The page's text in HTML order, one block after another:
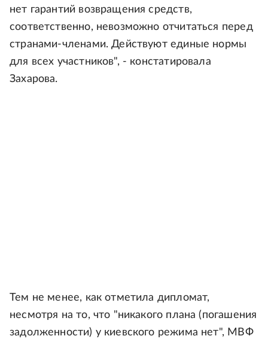
нет гарантий возвращения средств,
соответственно, невозможно отчитаться перед
странами-членами. Действуют единые нормы
для всех участников", - констатировала
Захарова.
Тем не менее, как отметила дипломат,
несмотря на то, что "никакого плана (погашения
задолженности) у киевского режима нет", МВФ